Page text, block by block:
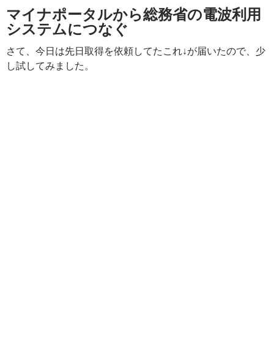
マイナポータルから総務省の電波利用
システムにつなぐ
さて、今日は先日取得を依頼してたこれ↓が届いたので、少
し試してみました。